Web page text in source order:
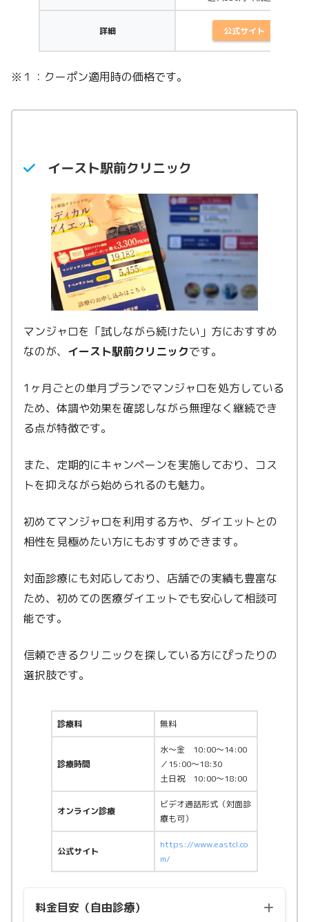
詳細 公式サイト
※１：クーポン適用時の価格です。
イースト駅前クリニック
マンジャロを「試しながら続けたい」方におすすめ
なのが、 イースト駅前クリニックです。
1ヶ月ごとの単月プランでマンジャロを処方している
ため、体調や効果を確認しながら無理なく継続でき
る点が特徴です。
また、定期的にキャンペーンを実施しており、コス
トを抑えながら始められるのも魅力。
初めてマンジャロを利用する方や、ダイエットとの
相性を見極めたい方にもおすすめできます。
対面診療にも対応しており、店舗での実績も豊富な
ため、初めての医療ダイエットでも安心して相談可
能です。
信頼できるクリニックを探している方にぴったりの
選択肢です。
診療料 無料
診療時間
水〜金 10:00〜14:00
／15:00〜18:30
土日祝 10:00〜18:00
オンライン診療
ビデオ通話形式（対面診
療も可）
公式サイト
https://www.eastcl.co
m/
料金目安（自由診療）